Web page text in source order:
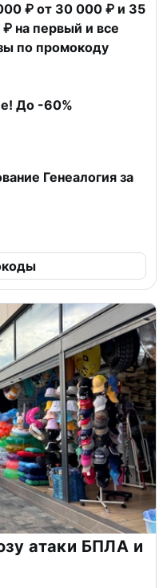
₽ от 30 000 ₽ и 35
на первый и все
по промокоду
До -60%
Генеалогия за
атаки БПЛА и